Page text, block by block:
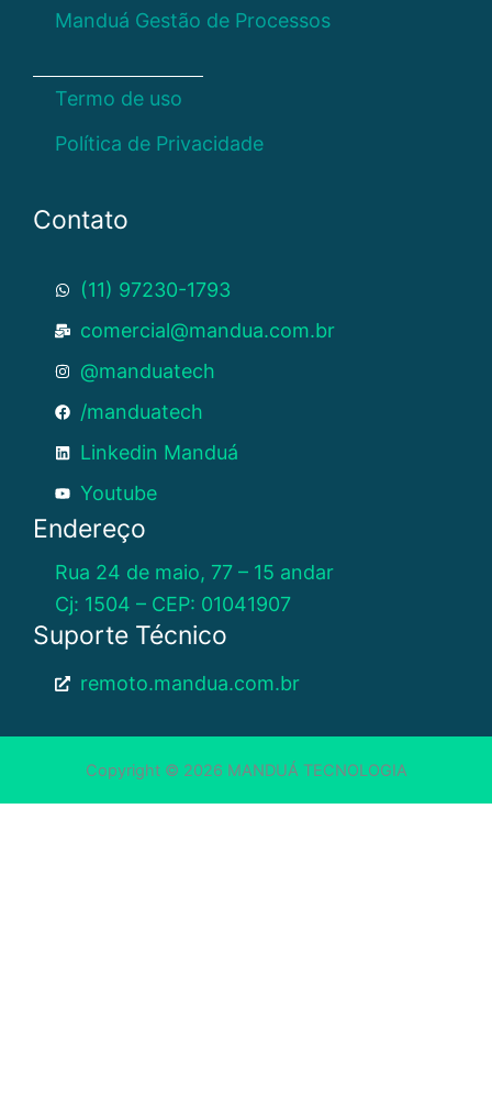
Manduá Gestão de Processos
Termo de uso
Política de Privacidade
Contato
(11) 97230-1793
comercial@mandua.com.br
@manduatech
/manduatech
Linkedin Manduá
Youtube
Endereço
Rua 24 de maio, 77 – 15 andar
Cj: 1504 – CEP: 01041907
Suporte Técnico
remoto.mandua.com.br
Copyright © 2026 MANDUÁ TECNOLOGIA